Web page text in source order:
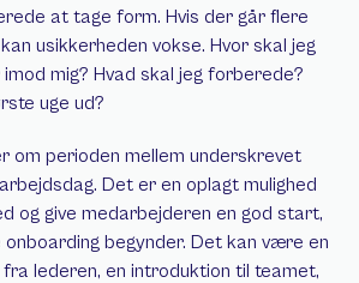
at tage form. Hvis der går flere
usikkerheden vokse. Hvor skal jeg
mig? Hvad skal jeg forberede?
uge ud?
om perioden mellem underskrevet
Det er en oplagt mulighed
og give medarbejderen en god start,
onboarding begynder. Det kan være en
lederen, en introduktion til teamet,